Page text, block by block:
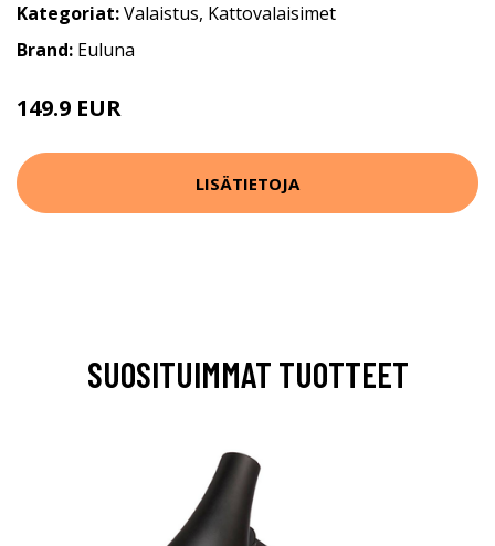
Kategoriat:Valaistus, Kattovalaisimet
Brand: Euluna
149.9 EUR
LISÄTIETOJA
SUOSITUIMMAT TUOTTEET